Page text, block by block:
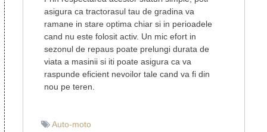
asigura ca tractorasul tau de gradina va
ramane in stare optima chiar si in perioadele
cand nu este folosit activ. Un mic efort in
sezonul de repaus poate prelungi durata de
viata a masinii si iti poate asigura ca va
raspunde eficient nevoilor tale cand va fi din
nou pe teren.
Auto-moto